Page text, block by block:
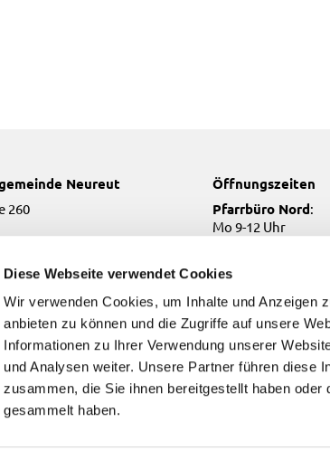
Diese Webseite verwendet Cookies
Wir verwenden Cookies, um Inhalte und Anzeigen
anbieten zu können und die Zugriffe auf unsere
Informationen zu Ihrer Verwendung unserer
und Analysen weiter. Unsere Partner führen diese
zusammen, die Sie ihnen bereitgestellt haben
gesammelt haben.
Neureut
260
Öffnungszeiten
Pfarrbüro Nord:
Mo 9-12 Uhr
Pfarrbüro
Do, Fr 9-12 Uhr
Pfarrbüro Süd :
Di, Fr 9-12 Uhr
Neureut Kontakt